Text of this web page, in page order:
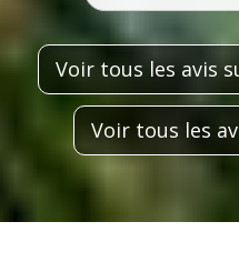
Voir tous les avis
Voir tous les